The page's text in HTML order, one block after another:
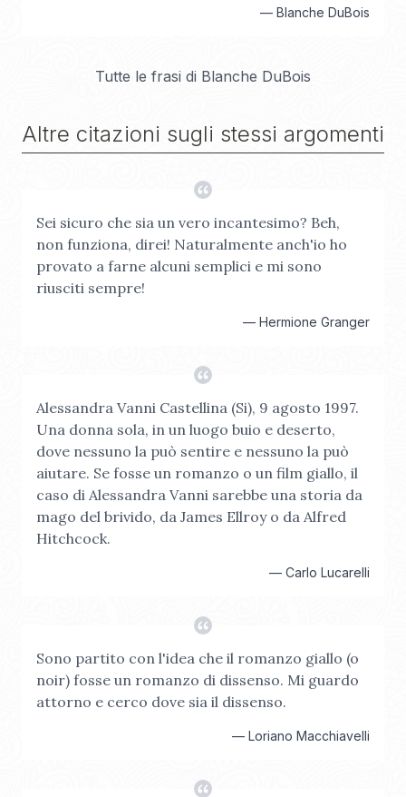
— Blanche DuBois
Tutte le frasi di Blanche DuBois
Altre citazioni sugli stessi argomenti
Sei sicuro che sia un vero incantesimo? Beh,
non funziona, direi! Naturalmente anch'io ho
provato a farne alcuni semplici e mi sono
riusciti sempre!
— Hermione Granger
Alessandra Vanni Castellina (Si), 9 agosto 1997.
Una donna sola, in un luogo buio e deserto,
dove nessuno la può sentire e nessuno la può
aiutare. Se fosse un romanzo o un film giallo, il
caso di Alessandra Vanni sarebbe una storia da
mago del brivido, da James Ellroy o da Alfred
Hitchcock.
— Carlo Lucarelli
Sono partito con l'idea che il romanzo giallo (o
noir) fosse un romanzo di dissenso. Mi guardo
attorno e cerco dove sia il dissenso.
— Loriano Macchiavelli